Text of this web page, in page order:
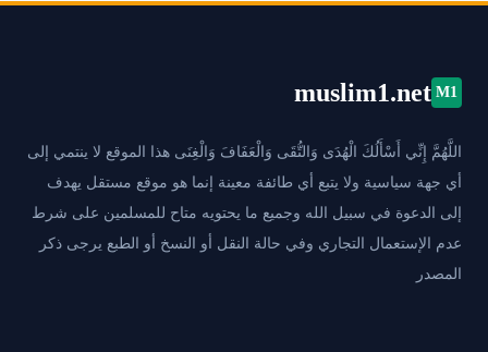
M1
muslim1.net
اللَّهُمَّ إِنِّي أَسْأَلُكَ الْهُدَى وَالتُّقَى وَالْعَفَافَ وَالْغِنَى هذا الموقع لا ينتمي إلى
أي جهة سياسية ولا يتبع أي طائفة معينة إنما هو موقع مستقل يهدف
إلى الدعوة في سبيل الله وجميع ما يحتويه متاح للمسلمين على شرط
عدم الإستعمال التجاري وفي حالة النقل أو النسخ أو الطبع يرجى ذكر
المصدر